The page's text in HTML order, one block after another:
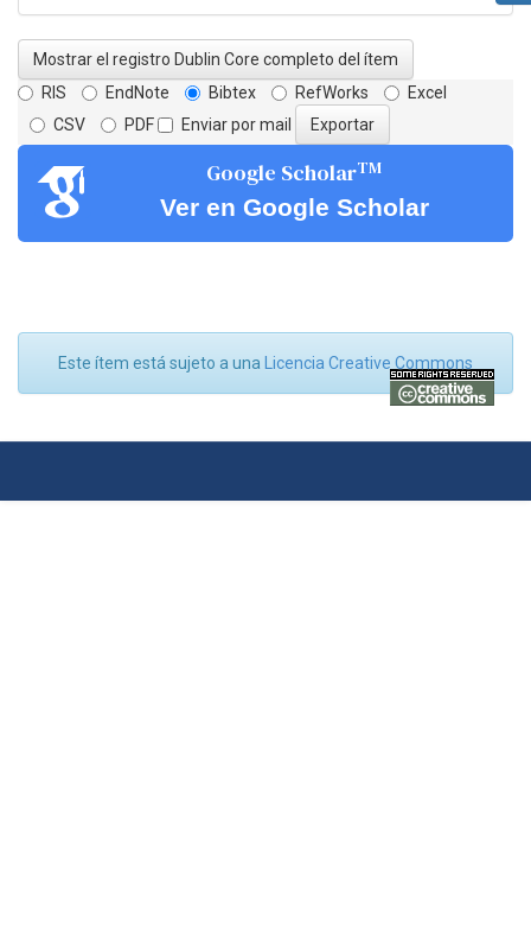
Mostrar el registro Dublin Core completo del ítem
RIS
EndNote Bibtex RefWorks
Excel
CSV
PDF Enviar por mail
Google ScholarTM
Ver en Google Scholar
Este ítem está sujeto a una Licencia Creative Commons